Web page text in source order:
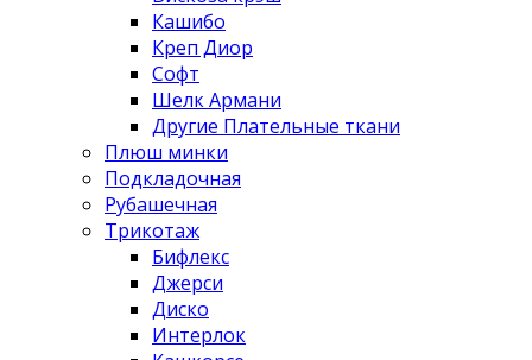
Кашибо
Креп Диор
Софт
Шелк Армани
Другие Плательные ткани
Плюш минки
Подкладочная
Рубашечная
Трикотаж
Бифлекс
Джерси
Диско
Интерлок